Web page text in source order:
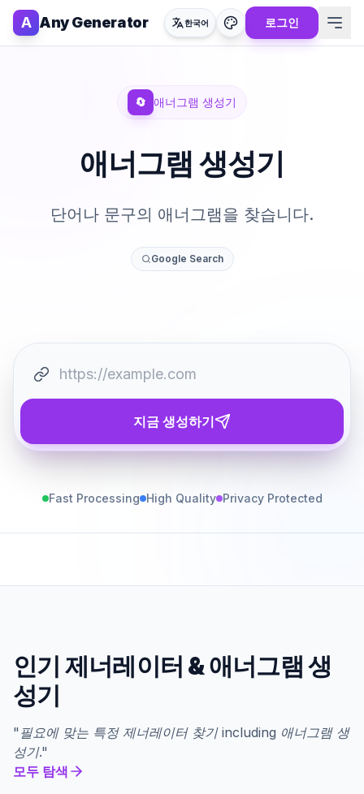
A Any Generator 한국어 로그인
🔄 애너그램 생성기
애너그램 생성기
단어나 문구의 애너그램을 찾습니다.
Google Search
지금 생성하기
Fast Processing High Quality Privacy Protected
인기 제너레이터 &애너그램 생
성기
" 필요에 맞는 특정 제너레이터 찾기including 애너그램 생
성기."
모두 탐색